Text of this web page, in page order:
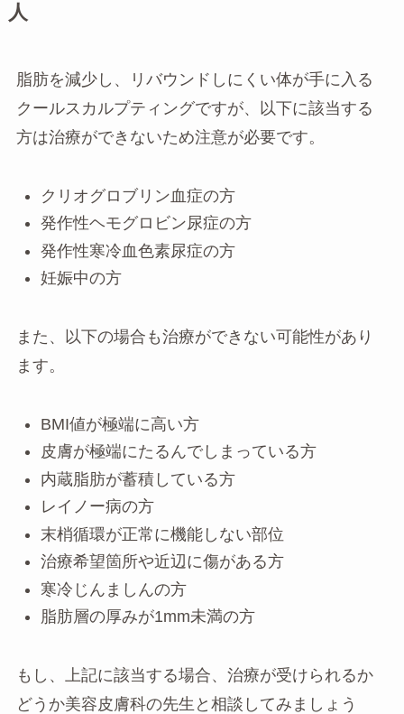
人
脂肪を減少し、リバウンドしにくい体が手に入る
クールスカルプティングですが、以下に該当する
方は治療ができないため注意が必要です。
クリオグロブリン血症の方
発作性ヘモグロビン尿症の方
発作性寒冷血色素尿症の方
妊娠中の方
また、以下の場合も治療ができない可能性があり
ます。
BMI値が極端に高い方
皮膚が極端にたるんでしまっている方
内蔵脂肪が蓄積している方
レイノー病の方
末梢循環が正常に機能しない部位
治療希望箇所や近辺に傷がある方
寒冷じんましんの方
脂肪層の厚みが1mm未満の方
もし、上記に該当する場合、治療が受けられるか
どうか美容皮膚科の先生と相談してみましょう